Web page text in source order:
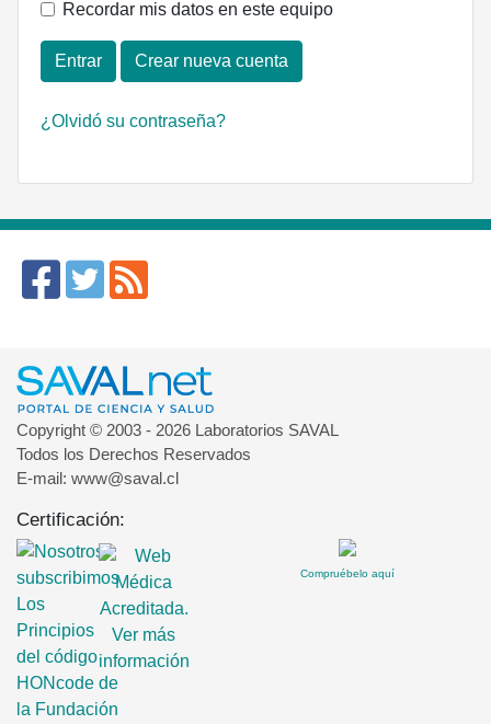
Recordar mis datos en este equipo
Entrar Crear nueva cuenta
¿Olvidó su contraseña?
Copyright © 2003 - 2026 Laboratorios SAVAL
Todos los Derechos Reservados
E-mail: www@saval.cl
Certificación:
Compruébelo aquí